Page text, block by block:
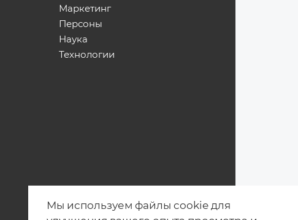
Маркетинг
Персоны
Наука
Технологии
Мы используем файлы cookie для